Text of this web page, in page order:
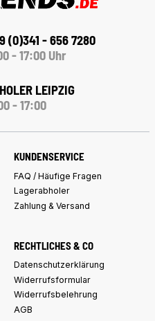
(0)341 - 656 7280
- 17:00 Uhr
LEIPZIG
- 17:00
KUNDENSERVICE
FAQ / Häufige Fragen
Lagerabholer
Zahlung & Versand
RECHTLICHES & CO
Datenschutzerklärung
Widerrufsformular
Widerrufsbelehrung
AGB